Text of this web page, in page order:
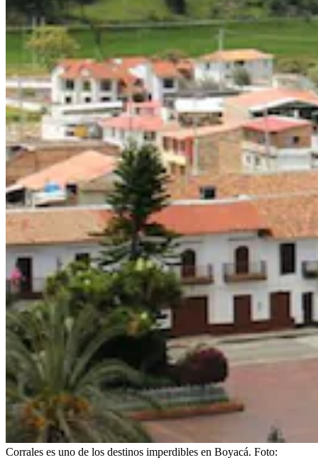
Corrales es uno de los destinos imperdibles en Boyacá. Foto: